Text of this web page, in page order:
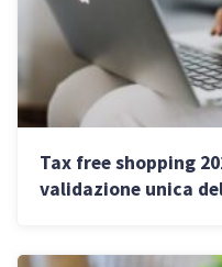
Tax free shopping
validazione unica